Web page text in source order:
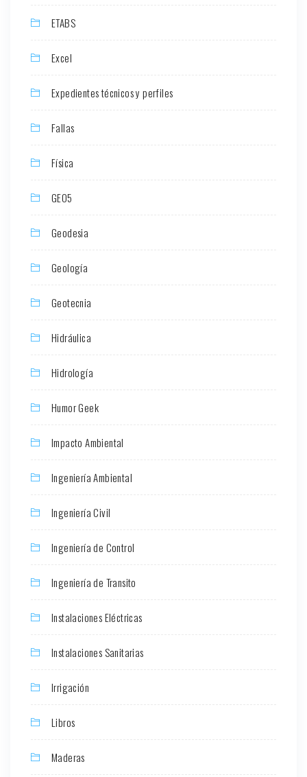
ETABS
Excel
Expedientes técnicos y perfiles
Fallas
Física
GEO5
Geodesia
Geología
Geotecnia
Hidráulica
Hidrología
Humor Geek
Impacto Ambiental
Ingeniería Ambiental
Ingeniería Civil
Ingeniería de Control
Ingeniería de Transito
Instalaciones Eléctricas
Instalaciones Sanitarias
Irrigación
Libros
Maderas